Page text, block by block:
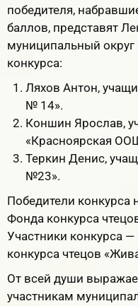
победителя,
баллов, представят
муниципальный округ
конкурса:
Ляхов Антон,
№ 14».
Коншин Ярослав,
«Красноярская
Теркин Денис,
№23».
Победители
Фонда конкурса
Участники конкурса
конкурса чтецов
От всей души
участникам